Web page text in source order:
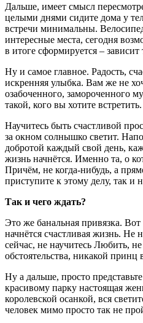
Дальше, имеет смысл
целыми днями сидите дома у
встречи минимальны.
интересные места, сегодня
в итоге сформируется – зависит
Ну и самое главное. Радость,
искренняя улыбка. Вам же не
озабоченного, замороченного
такой, кого вы хотите встретить.
Научитесь быть счастливой
за окном солнышко светит.
добротой каждый свой день,
жизнь начнётся. Именно та, о
Причём, не когда-нибудь, а
приступите к этому делу, так и
Так и чего ждать?
Это же банальная привязка.
начнётся счастливая жизнь. Не
сейчас, не научитесь Любить,
обстоятельства, никакой
Ну а дальше, просто
красивому парку настоящая
королевской осанкой, вся
человек мимо просто так не